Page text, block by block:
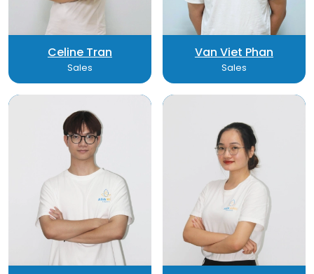
Celine Tran
Sales
Van Viet Phan
Sales